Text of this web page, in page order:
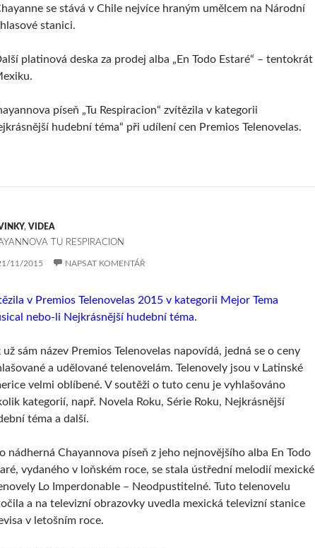
se stává v Chile nejvíce hraným umělcem na Národní
stanici.
platinová deska za prodej alba „En Todo Estaré“ – tentokrát
píseň „Tu Respiracion“ zvítězila v kategorii
hudební téma“ při udílení cen Premios Telenovelas.
, VIDEA
TU RESPIRACION
11/2015 NAPSAT KOMENTÁŘ
v Premios Telenovelas 2015 v kategorii Mejor Tema
nebo-li Nejkrásnější hudební téma.
už sám název Premios Telenovelas napovídá, jedná se o ceny
a udělované telenovelám. Telenovely jsou v Latinské
velmi oblíbené. V soutěži o tuto cenu je vyhlašováno
kategorií, např. Novela Roku, Série Roku, Nejkrásnější
téma a další.
nádherná Chayannova píseň z jeho nejnovějšího alba En Todo
vydaného v loňském roce, se stala ústřední melodií mexické
Lo Imperdonable – Neodpustitelné. Tuto telenovelu
a na televizní obrazovky uvedla mexická televizní stanice
v letošním roce.